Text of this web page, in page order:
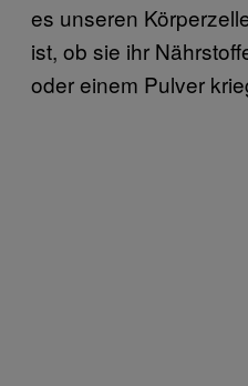
es unseren
ist, ob sie ihr
oder einem Pulver